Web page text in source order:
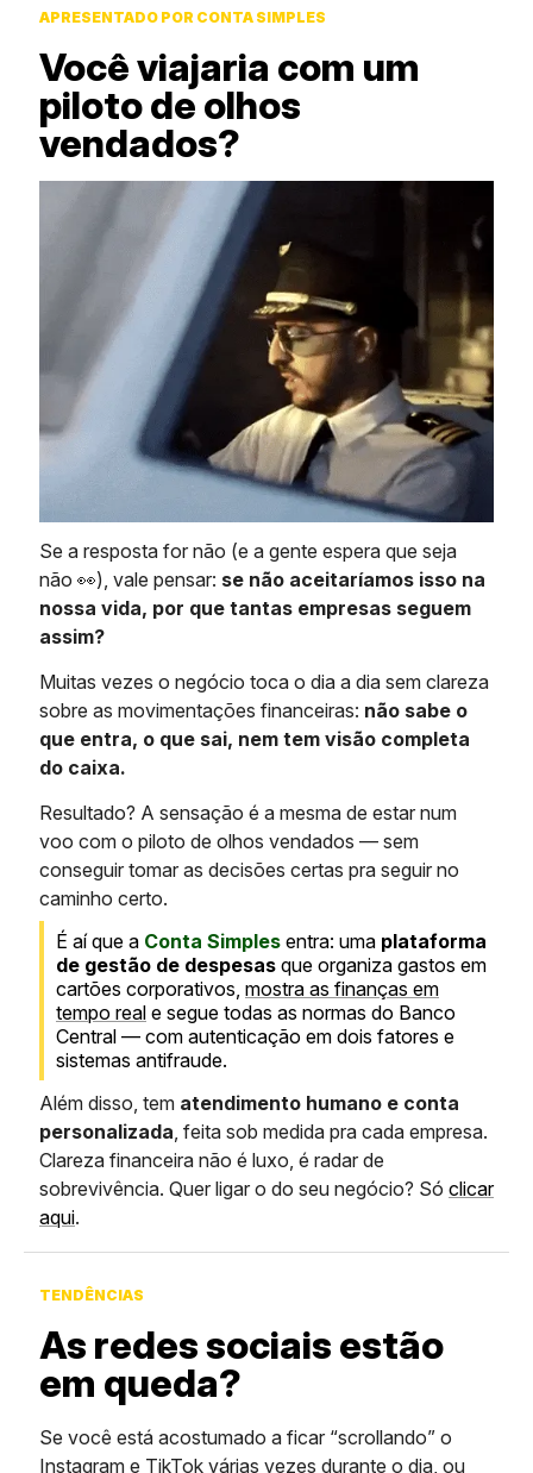
APRESENTADO POR CONTA SIMPLES
Você viajaria com um
piloto de olhos
vendados?
Se a resposta for não (e a gente espera que seja
não 👀), vale pensar: se não aceitaríamos isso na
nossa vida, por que tantas empresas seguem
assim?
Muitas vezes o negócio toca o dia a dia sem clareza
sobre as movimentações financeiras: não sabe o
que entra, o que sai, nem tem visão completa
do caixa.
Resultado? A sensação é a mesma de estar num
voo com o piloto de olhos vendados — sem
conseguir tomar as decisões certas pra seguir no
caminho certo.
É aí que a Conta Simples entra: uma plataforma
de gestão de despesas que organiza gastos em
cartões corporativos, mostra as finanças em
tempo real e segue todas as normas do Banco
Central — com autenticação em dois fatores e
sistemas antifraude.
Além disso, tem atendimento humano e conta
personalizada , feita sob medida pra cada empresa.
Clareza financeira não é luxo, é radar de
sobrevivência. Quer ligar o do seu negócio? Só clicar
aqui.
TENDÊNCIAS
As redes sociais estão
em queda?
Se você está acostumado a ficar “scrollando” o
Instagram e TikTok várias vezes durante o dia, ou